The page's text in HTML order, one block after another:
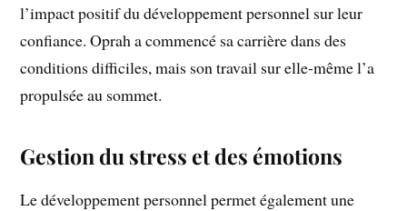
l’impact positif du développement personnel sur leur
confiance. Oprah a commencé sa carrière dans des
conditions difficiles, mais son travail sur elle-même l’a
propulsée au sommet.
Gestion du stress et des émotions
Le développement personnel permet également une